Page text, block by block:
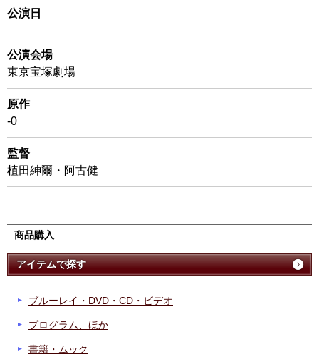
公演日
公演会場
東京宝塚劇場
原作
-0
監督
植田紳爾・阿古健
商品購入
アイテムで探す
ブルーレイ・DVD・CD・ビデオ
プログラム、ほか
書籍・ムック